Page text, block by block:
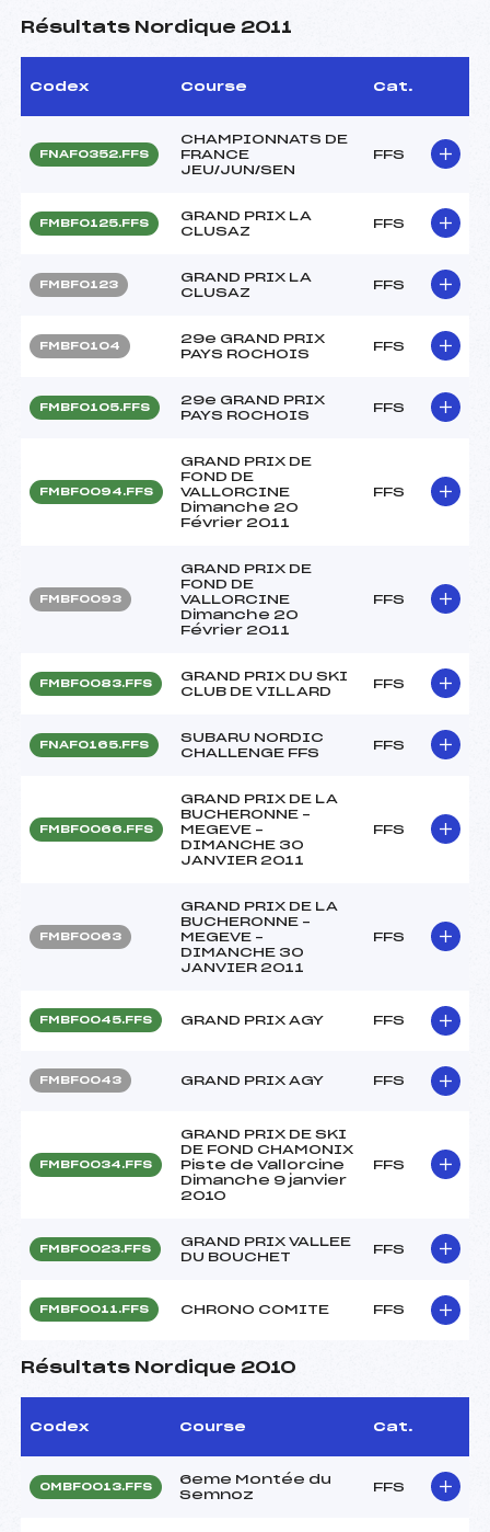
Résultats Nordique 2011
Codex Course Cat.
FNAF0352.FFS
CHAMPIONNATS DE
FRANCE
JEU/JUN/SEN
FFS
FMBF0125.FFS
GRAND PRIX LA
CLUSAZ
FFS
FMBF0123
GRAND PRIX LA
CLUSAZ
FFS
FMBF0104
29e GRAND PRIX
PAYS ROCHOIS
FFS
FMBF0105.FFS
29e GRAND PRIX
PAYS ROCHOIS
FFS
FMBF0094.FFS
GRAND PRIX DE
FOND DE
VALLORCINE
Dimanche 20
Février 2011
FFS
FMBF0093
GRAND PRIX DE
FOND DE
VALLORCINE
Dimanche 20
Février 2011
FFS
FMBF0083.FFS
GRAND PRIX DU SKI
CLUB DE VILLARD
FFS
FNAF0165.FFS
SUBARU NORDIC
CHALLENGE FFS
FFS
FMBF0066.FFS
GRAND PRIX DE LA
BUCHERONNE –
MEGEVE –
DIMANCHE 30
JANVIER 2011
FFS
FMBF0063
GRAND PRIX DE LA
BUCHERONNE –
MEGEVE –
DIMANCHE 30
JANVIER 2011
FFS
FMBF0045.FFS GRAND PRIX AGY FFS
FMBF0043 GRAND PRIX AGY FFS
FMBF0034.FFS
GRAND PRIX DE SKI
DE FOND CHAMONIX
Piste de Vallorcine
Dimanche 9 janvier
2010
FFS
FMBF0023.FFS
GRAND PRIX VALLEE
DU BOUCHET
FFS
FMBF0011.FFS CHRONO COMITE FFS
Résultats Nordique 2010
Codex Course Cat.
OMBF0013.FFS
6eme Montée du
Semnoz
FFS